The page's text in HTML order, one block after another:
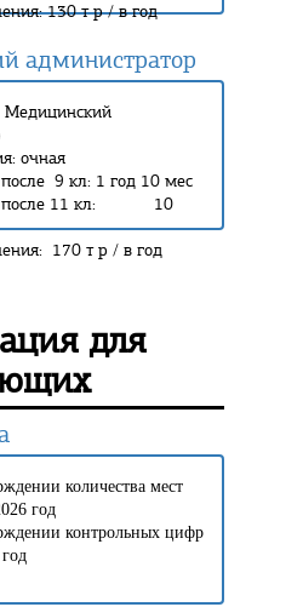
130 т р / в год
администратор
Медицинский
очная
9 кл: 1 год 10 мес
после 11 кл: 10
170 т р / в год
для
количества мест
год
контрольных цифр